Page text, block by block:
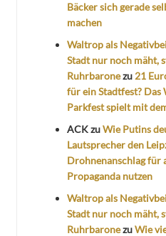
Bäcker sich gerade
machen
Waltrop als
Stadt nur noch mäht,
Ruhrbaronezu 21
für ein Stadtfest? Das
Parkfest spielt mit
ACKzuWie Putins
Lautsprecher den
Drohnenanschlag für
Propaganda nutzen
Waltrop als
Stadt nur noch mäht,
RuhrbaronezuWie